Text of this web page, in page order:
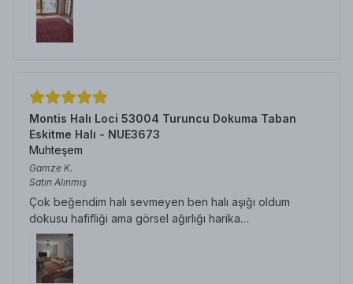
Montis Halı Loci 53004 Turuncu Dokuma Taban
Eskitme Halı - NUE3673
Muhteşem
Gamze K.
Satın Alınmış
Çok beğendim halı sevmeyen ben halı aşığı oldum
dokusu hafifliği ama görsel ağırlığı harika…